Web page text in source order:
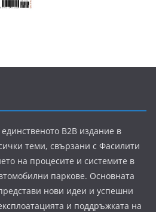
B2B издание в
теми, свързани с Фасилити
на процесите и системите в
паркове. Основната
нови идеи и успешни
и поддръжката на